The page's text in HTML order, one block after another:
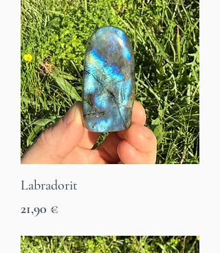
Labradorit
Preis
21,90 €